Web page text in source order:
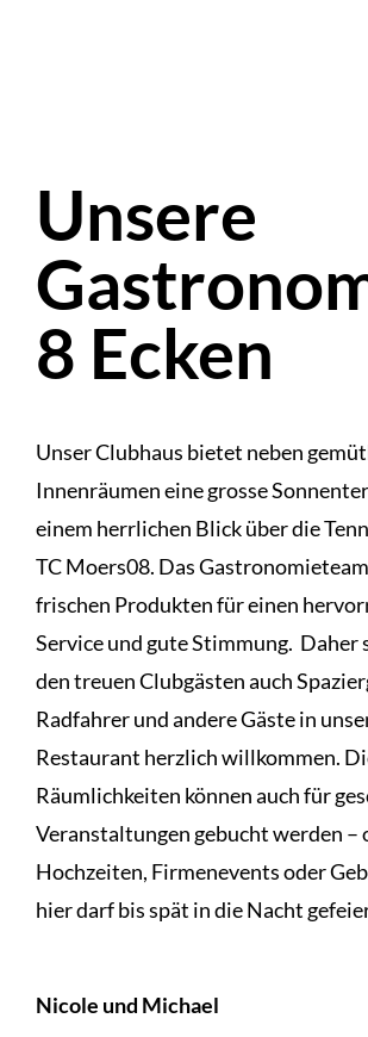
Unsere
8 Ecken
Unser Clubhaus bietet neben
Innenräumen eine grosse
einem herrlichen Blick über die
TC Moers08. Das
frischen Produkten für einen
Service und gute Stimmung. Daher
den treuen Clubgästen auch
Radfahrer und andere Gäste in
Restaurant herzlich willkommen.
Räumlichkeiten können auch für
Veranstaltungen gebucht werden –
Hochzeiten, Firmenevents oder
hier darf bis spät in die Nacht
Nicole und Michael